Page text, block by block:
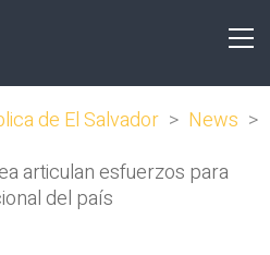
de El Salvador > News >
articulan esfuerzos para
del país